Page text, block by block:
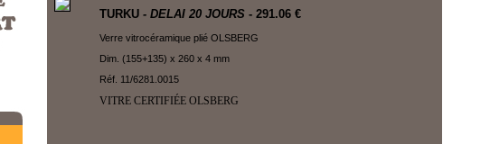
TURKU - DELAI 20 JOURS - 291.06 €
Verre vitrocéramique plié OLSBERG
Dim. (155+135) x 260 x 4 mm
Réf. 11/6281.0015
VITRE CERTIFIÉE OLSBERG